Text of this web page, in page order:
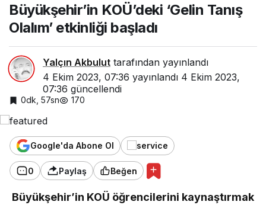
başladı
Büyükşehir’in KOÜ’deki ‘Gelin Tanış
Olalım’ etkinliği başladı
Yalçın Akbulut tarafından yayınlandı
4 Ekim 2023, 07:36 yayınlandı 4 Ekim 2023,
07:36 güncellendi
0dk, 57sn 170
Google'da Abone Ol
0 Paylaş Beğen
Büyükşehir’in KOÜ öğrencilerini kaynaştırmak